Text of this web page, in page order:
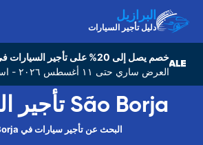
البرازيل
دليل تأجير السيارات
خصم يصل إلى 20% على تأجير السيارات في جميع أنحاء العالم
العرض ساري حتى ١١ أغسطس ٢٠٢٦ - استفد منه اليوم!
São Borja تأجير السيارات
البحث عن تأجير سيارات في São Borja